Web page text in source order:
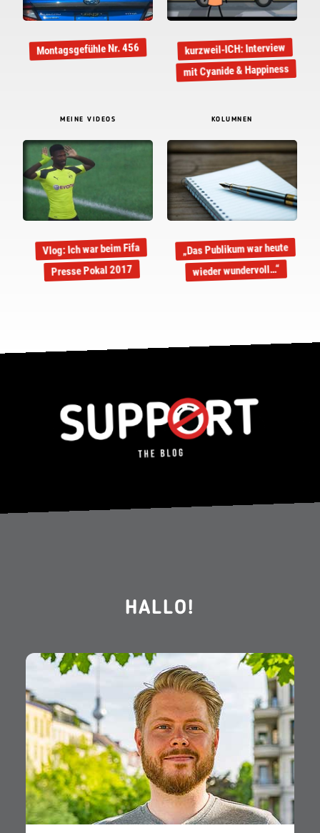
Montagsgefühle Nr. 456 kurzweil-ICH: Interview
mit Cyanide & Happiness
MEINE VIDEOS
Vlog: Ich war beim Fifa
Presse Pokal 2017
KOLUMNEN
„Das Publikum war heute
wieder wundervoll…“
HALLO!